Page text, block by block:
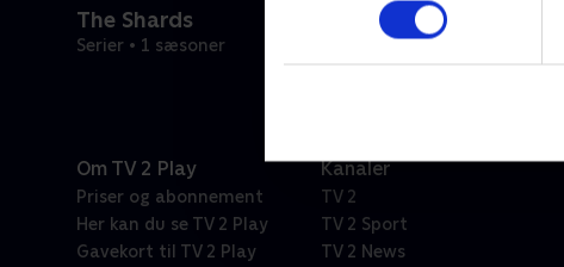
The Shards
Serier • 1 sæsoner
Om TV 2 Play
Priser og abonnement
Her kan du se TV 2 Play
Gavekort til TV 2 Play
Kanaler
TV 2
TV 2 Sport
TV 2 News